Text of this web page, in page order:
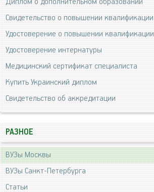
Свидетельство о повышении квалификации
Удостоверение о повышении квалификации
Удостоверение интернатуры
Медицинский сертификат специалиста
Купить Украинский диплом
Свидетельство об аккредитации
РАЗНОЕ
ВУЗы Москвы
ВУЗы Санкт-Петербурга
Статьи